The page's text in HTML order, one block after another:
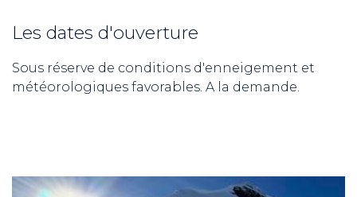
Les dates d'ouverture
Sous réserve de conditions d'enneigement et
météorologiques favorables. A la demande.